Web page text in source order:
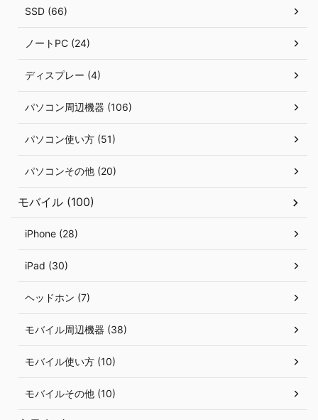
SSD (66)
ノートPC (24)
ディスプレー (4)
パソコン周辺機器 (106)
パソコン使い方 (51)
パソコンその他 (20)
モバイル (100)
iPhone (28)
iPad (30)
ヘッドホン (7)
モバイル周辺機器 (38)
モバイル使い方 (10)
モバイルその他 (10)